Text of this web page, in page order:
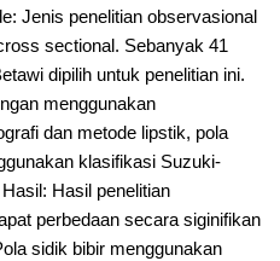
Jenis penelitian observasional
sectional. Sebanyak 41
dipilih untuk penelitian ini.
menggunakan
dan metode lipstik, pola
klasifikasi Suzuki-
Hasil penelitian
perbedaan secara siginifikan
sidik bibir menggunakan